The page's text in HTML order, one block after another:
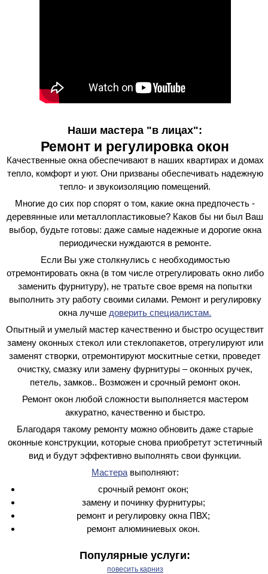
Наши мастера "в лицах":
Ремонт и регулировка окон
Качественные окна обеспечивают в наших квартирах и домах
тепло, комфорт и уют. Они призваны обеспечивать надежную
тепло- и звукоизоляцию помещений.
Многие до сих пор спорят о том, какие окна предпочесть -
деревянные или металлопластиковые? Каков бы ни был Ваш
выбор, будьте готовы: даже самые надежные и дорогие окна
периодически нуждаются в ремонте.
Если Вы уже столкнулись с необходимостью
отремонтировать окна (в том числе отрегулировать окно либо
заменить фурнитуру), не тратьте свое время на попытки
выполнить эту работу своими силами. Ремонт и регулировку
окна лучше доверить специалистам.
Опытный и умелый мастер качественно и быстро осуществит
замену оконных стекол или стеклопакетов, отрегулируют или
заменят створки, отремонтируют москитные сетки, проведет
очистку, смазку или замену фурнитуры – оконных ручек,
петель, замков.. Возможен и срочный ремонт окон.
Ремонт окон любой сложности выполняется мастером
аккуратно, качественно и быстро.
Благодаря такому ремонту можно обновить даже старые
оконные конструкции, которые снова приобретут эстетичный
вид и будут эффективно выполнять свои функции.
Мастера выполняют:
срочный ремонт окон;
замену и починку фурнитуры;
ремонт и регулировку окна ПВХ;
ремонт алюминиевых окон.
Популярные услуги:
повесить карниз